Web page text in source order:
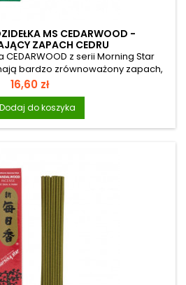
MS CEDARWOOD -
ZAPACH CEDRU
z serii Morning Star
bardzo zrównoważony zapach,
Wyciszają emocje i pomagają
równowagi, dają odczucie
naturalny zielony aromat
po lesie i wakacje. Sprzyjają
To seria japońskich kadzidełek
Cena
16,60 zł
Dodaj do koszyka